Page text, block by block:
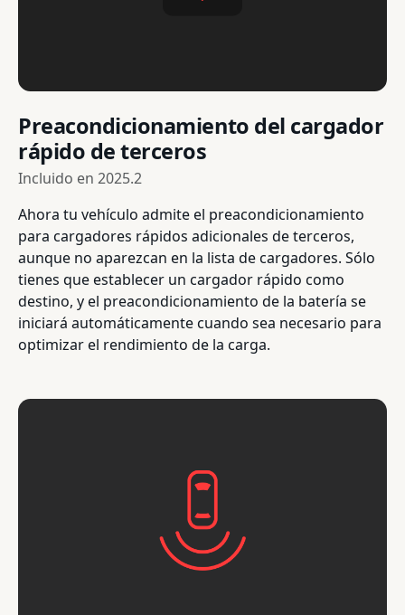
Preacondicionamiento del cargador
rápido de terceros
Incluido en 2025.2
Ahora tu vehículo admite el preacondicionamiento
para cargadores rápidos adicionales de terceros,
aunque no aparezcan en la lista de cargadores. Sólo
tienes que establecer un cargador rápido como
destino, y el preacondicionamiento de la batería se
iniciará automáticamente cuando sea necesario para
optimizar el rendimiento de la carga.